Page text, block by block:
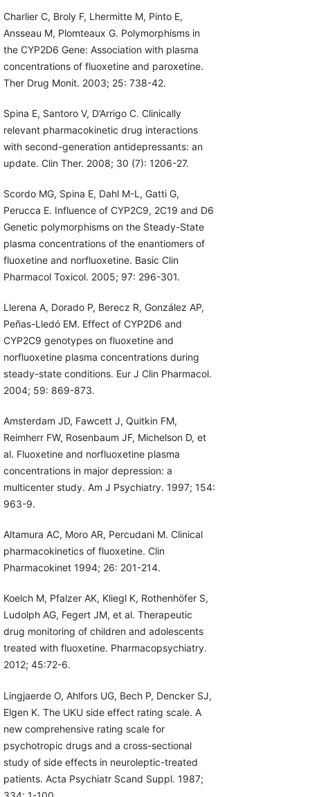
Charlier C, Broly F, Lhermitte M, Pinto E,
Ansseau M, Plomteaux G. Polymorphisms in
the CYP2D6 Gene: Association with plasma
concentrations of fluoxetine and paroxetine.
Ther Drug Monit. 2003; 25: 738-42.
Spina E, Santoro V, D’Arrigo C. Clinically
relevant pharmacokinetic drug interactions
with second-generation antidepressants: an
update. Clin Ther. 2008; 30 (7): 1206-27.
Scordo MG, Spina E, Dahl M-L, Gatti G,
Perucca E. Influence of CYP2C9, 2C19 and D6
Genetic polymorphisms on the Steady-State
plasma concentrations of the enantiomers of
fluoxetine and norfluoxetine. Basic Clin
Pharmacol Toxicol. 2005; 97: 296-301.
Llerena A, Dorado P, Berecz R, González AP,
Peñas-Lledó EM. Effect of CYP2D6 and
CYP2C9 genotypes on fluoxetine and
norfluoxetine plasma concentrations during
steady-state conditions. Eur J Clin Pharmacol.
2004; 59: 869-873.
Amsterdam JD, Fawcett J, Quitkin FM,
Reimherr FW, Rosenbaum JF, Michelson D, et
al. Fluoxetine and norfluoxetine plasma
concentrations in major depression: a
multicenter study. Am J Psychiatry. 1997; 154:
963-9.
Altamura AC, Moro AR, Percudani M. Clinical
pharmacokinetics of fluoxetine. Clin
Pharmacokinet 1994; 26: 201-214.
Koelch M, Pfalzer AK, Kliegl K, Rothenhöfer S,
Ludolph AG, Fegert JM, et al. Therapeutic
drug monitoring of children and adolescents
treated with fluoxetine. Pharmacopsychiatry.
2012; 45:72-6.
Lingjaerde O, Ahlfors UG, Bech P, Dencker SJ,
Elgen K. The UKU side effect rating scale. A
new comprehensive rating scale for
psychotropic drugs and a cross-sectional
study of side effects in neuroleptic-treated
patients. Acta Psychiatr Scand Suppl. 1987;